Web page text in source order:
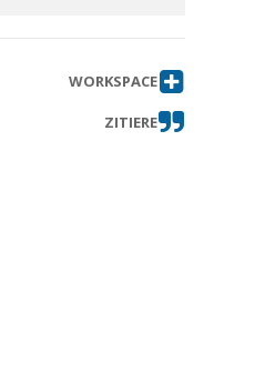
WORKSPACE
ZITIERE